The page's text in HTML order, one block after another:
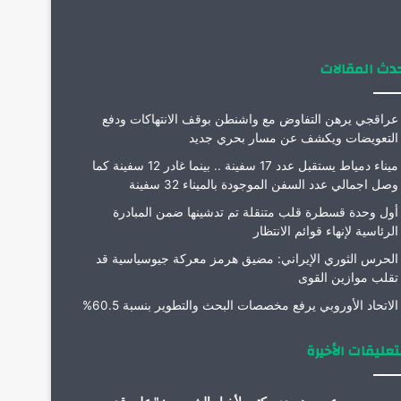
المقالات
عراقجي يرهن التفاوض مع واشنطن بوقف الانتهاكات ودفع
التعويضات ويكشف عن مسار بحري جديد
ميناء دمياط يستقبل عدد 17 سفينة .. بينما غادر 12 سفينة كما
وصل اجمالي عدد السفن الموجودة بالميناء 32 سفينة
أول وحدة قسطرة قلب متنقلة تم تدشينها ضمن المبادرة
الرئاسية لإنهاء قوائم الانتظار
الحرس الثوري الإيراني: مضيق هرمز معركة جيوسياسية قد
تقلب موازين القوى
الاتحاد الأوروبي يرفع مخصصات البحث والتطوير بنسبة 60.5%
الأخيرة